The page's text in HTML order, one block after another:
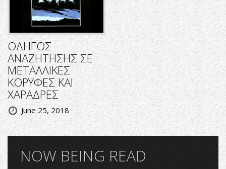
ΟΔΗΓΟΣ
ΑΝΑΖΗΤΗΣΗΣ ΣΕ
ΜΕΤΑΛΛΙΚΕΣ
ΚΟΡΥΦΕΣ ΚΑΙ
ΧΑΡΑΔΡΕΣ
June 25, 2018
NOW BEING READ